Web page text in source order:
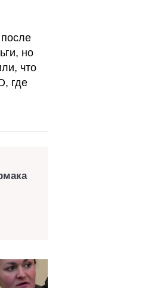
но
что
где